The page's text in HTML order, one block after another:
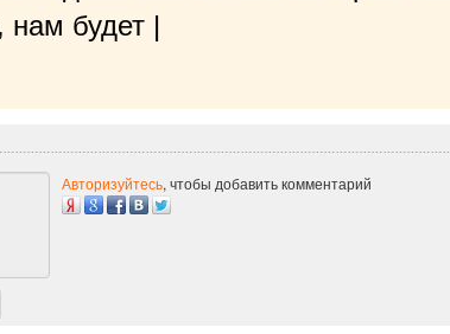
будет очень приятно!
Авторизуйтесь, чтобы добавить комментарий